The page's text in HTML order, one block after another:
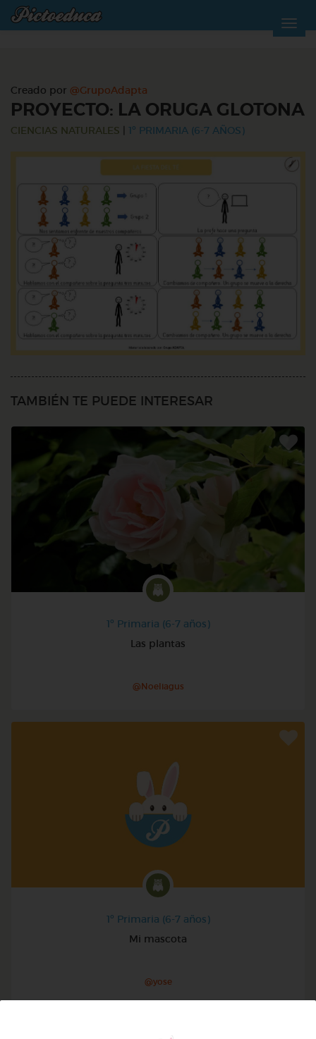
Creado por @GrupoAdapta
PROYECTO: LA ORUGA GLOTONA
CIENCIAS NATURALES 1º PRIMARIA (6-7 AÑOS)
TAMBIÉN TE PUEDE INTERESAR
1º Primaria (6-7 años)
Las plantas
@Noeliagus
1º Primaria (6-7 años)
Mi mascota
@yose